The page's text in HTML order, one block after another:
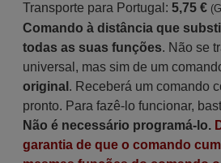
Transporte para Portugal: 5,75 €
Comando à distância que
todas as suas funções. Não se
universal, mas sim de um
original . Receberá um comando
pronto. Para fazê-lo funcionar,
Não é necessário programá-lo.
garantia de que o comando